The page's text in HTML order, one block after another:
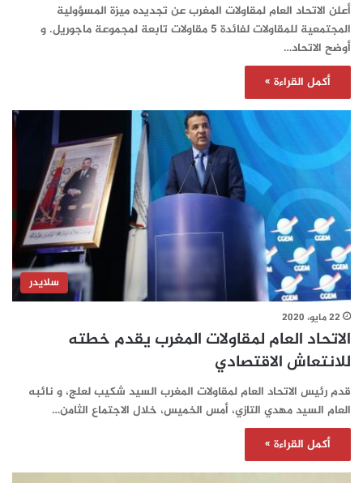
أعلن الاتحاد العام لمقاولات المغرب عن تجديده ميزة المسؤولية
المجتمعية للمقاولات لفائدة 5 مقاولات تابعة لمجموعة ماجوريل. و
أوضح الاتحاد…
أكمل القراءة »
سلايدر
22 مايو، 2020
الاتحاد العام لمقاولات المغرب يقدم خطته
للانتعاش الاقتصادي
قدم رئيس الاتحاد العام لمقاولات المغرب السيد شكيب لعلج، و نائبه
العام السيد مهدي التازي، أمس الخميس، خلال الاجتماع الثامن…
أكمل القراءة »